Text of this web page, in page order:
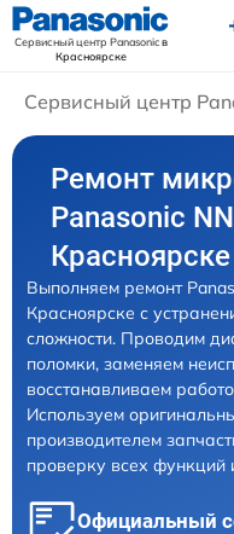
Сервисный центр Panasonicв
Красноярске
Сервисный центр
Ремонт
Panasonic
Красноярске
Выполняем ремонт
Красноярске с
сложности. Проводим
поломки, заменяем
восстанавливаем
Используем
производителем
проверку всех функций
Официальный